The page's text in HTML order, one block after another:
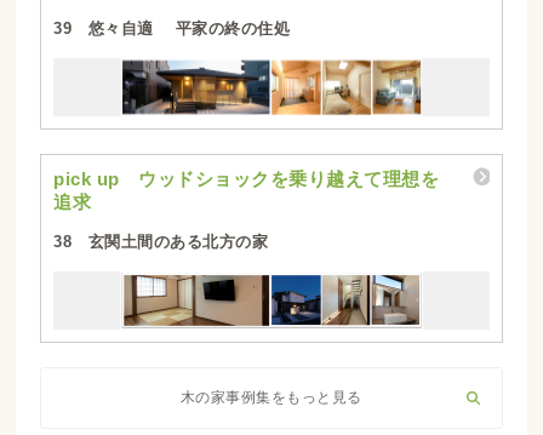
39 悠々自適 平家の終の住処
pick up ウッドショックを乗り越えて理想を
追求
38 玄関土間のある北方の家
木の家事例集をもっと見る